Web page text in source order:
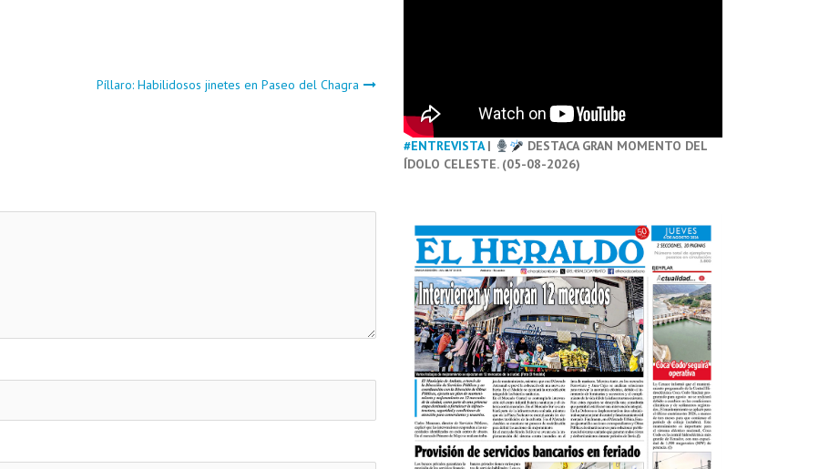
Píllaro: Habilidosos jinetes en Paseo del Chagra
#ENTREVISTA|
DESTACA GRAN MOMENTO DEL
ÍDOLO CELESTE. (05-08-2026)